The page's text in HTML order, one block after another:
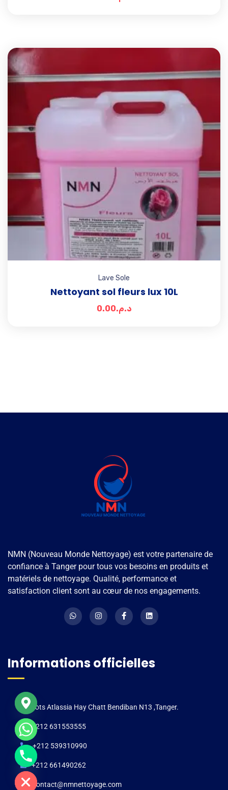
Add
Lave Sole
Nettoyant sol fleurs lux 10L
د.م.0.00
NMN (Nouveau Monde Nettoyage) est votre partenaire de
confiance à Tanger pour tous vos besoins en produits et
matériels de nettoyage. Qualité, performance et
satisfaction client sont au cœur de nos engagements.
Informations officielles
Lots Atlassia Hay Chatt Bendiban N13 ,Tanger.
+212 631553555
+212 539310990
+212 661490262
contact@nmnettoyage.com
chaty